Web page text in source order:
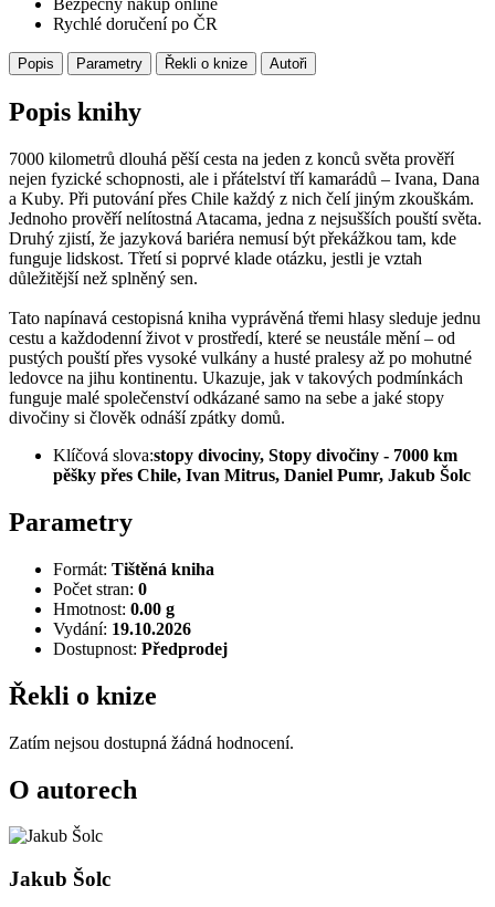
Bezpečný nákup online
Rychlé doručení po ČR
Popis Parametry Řekli o knize Autoři
Popis knihy
7000 kilometrů dlouhá pěší cesta na jeden z konců světa prověří
nejen fyzické schopnosti, ale i přátelství tří kamarádů – Ivana, Dana
a Kuby. Při putování přes Chile každý z nich čelí jiným zkouškám.
Jednoho prověří nelítostná Atacama, jedna z nejsušších pouští světa.
Druhý zjistí, že jazyková bariéra nemusí být překážkou tam, kde
funguje lidskost. Třetí si poprvé klade otázku, jestli je vztah
důležitější než splněný sen.
Tato napínavá cestopisná kniha vyprávěná třemi hlasy sleduje jednu
cestu a každodenní život v prostředí, které se neustále mění – od
pustých pouští přes vysoké vulkány a husté pralesy až po mohutné
ledovce na jihu kontinentu. Ukazuje, jak v takových podmínkách
funguje malé společenství odkázané samo na sebe a jaké stopy
divočiny si člověk odnáší zpátky domů.
Klíčová slova:stopy divociny, Stopy divočiny - 7000 km
pěšky přes Chile, Ivan Mitrus, Daniel Pumr, Jakub Šolc
Parametry
Formát: Tištěná kniha
Počet stran: 0
Hmotnost: 0.00 g
Vydání: 19.10.2026
Dostupnost: Předprodej
Řekli o knize
Zatím nejsou dostupná žádná hodnocení.
O autorech
Jakub Šolc